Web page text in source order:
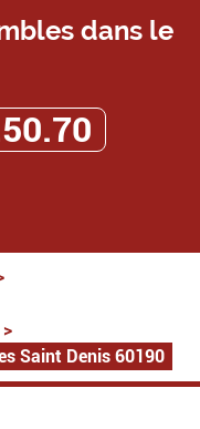
dans le
>
Saint Denis 60190